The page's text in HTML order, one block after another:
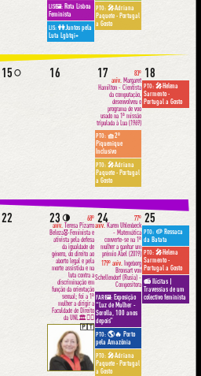
LIS🖼:Rota Lisboa
Feminista
LIS:👭Juntos pela
Luta Lgbtqi+
PTO: 🎤Adriana
Paquete · Portugal
a Gosto
15 🌕 16 17
83º
aniv. Margaret
Hamilton - Cientista
da computação,
desenvolveu o
programa de voo
usado na 1ª missão
tripulada à Lua (1969)
PTO: 🧺2º
Piquenique
Inclusivo
PTO: 🎤Adriana
Paquete · Portugal
a Gosto
18
PTO: 🎤Helena
Sarmento ·
Portugal a Gosto
22 23 🌗
68º
aniv.Teresa Pizarro
Beleza🎖-Feminista e
ativista pela defesa
da igualdade de
género, do direito ao
aborto legal e pela
morte assistida e na
luta contra a
discriminação em
função da orientação
sexual; foi a 1ª
mulher a dirigir a
Faculdade de Direito
da UNL🏛✊🏽
🇵🇹
24
77º
aniv. Karen Uhlenbeck
- Matemática
converte-se na 1ª
mulher a ganhar um
prémio Abel (2019)
179º aniv. Ingeborg
Bronsart von
Schellendorf (Rusia) -
Compositora
FAR🖼: Exposição
“Luz de Mulher -
Sorolla, 100 anos
depois”
PTO: 🌎🔥 Porto
pela Amazônia
PTO: 🎤Adriana
Paquete · Portugal
a Gosto
25
PTO: 🥔 Ressaca
da Batata
PTO: 🎤Helena
Sarmento ·
Portugal a Gosto
📻 Ilícitas |
Travessias de um
colectivo feminista